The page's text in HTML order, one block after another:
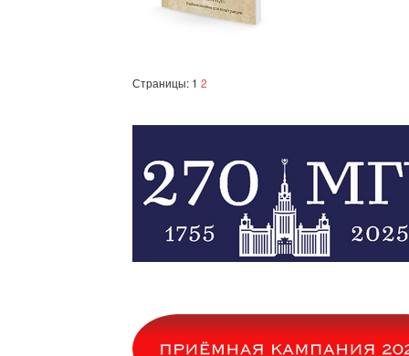
Страницы: 1 2